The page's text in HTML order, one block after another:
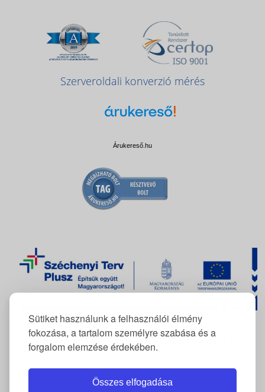
Sütiket használunk a felhasználói élmény
fokozása, a tartalom személyre szabása és a
forgalom elemzése érdekében.
Összes elfogadása
Szerveroldali konverzió mérés
Árukereső.hu
A FlexCom Kommunikációs Kft. azRRF-REP-10.10.1-24-2026-
11222azonosítószámú projekt keretében támogatásban